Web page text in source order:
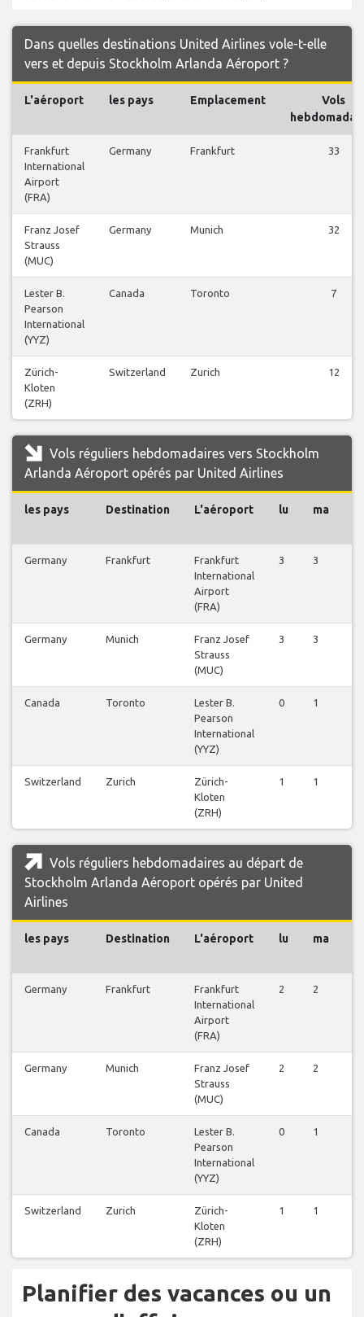
Dans quelles destinations United Airlines vole-t-elle
vers et depuis Stockholm Arlanda Aéroport ?
L'aéroport les pays Emplacement
Vols
Frankfurt
International
Airport
(FRA)
Germany Frankfurt 33
Franz Josef
Strauss
(MUC)
Germany Munich 32
Lester B.
Pearson
International
(YYZ)
Canada Toronto 7
Zürich-
Kloten
(ZRH)
Switzerland Zurich 12
Vols réguliers hebdomadaires vers Stockholm
Arlanda Aéroport opérés par United Airlines
les pays Destination L'aéroport lu ma
Germany Frankfurt
Frankfurt
International
Airport
(FRA)
3 3
Germany Munich
Franz Josef
Strauss
(MUC)
3 3
Canada Toronto
Lester B.
Pearson
International
(YYZ)
0 1
Switzerland Zurich
Zürich-
Kloten
(ZRH)
1 1
Vols réguliers hebdomadaires au départ de
Stockholm Arlanda Aéroport opérés par United
Airlines
les pays Destination L'aéroport lu ma
Germany Frankfurt
Frankfurt
International
Airport
(FRA)
2 2
Germany Munich
Franz Josef
Strauss
(MUC)
2 2
Canada Toronto
Lester B.
Pearson
International
(YYZ)
0 1
Switzerland Zurich
Zürich-
Kloten
(ZRH)
1 1
Planifier des vacances ou un